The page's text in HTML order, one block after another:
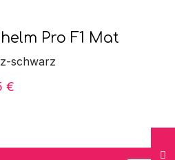
Pro F1 Mat
schwarz
€